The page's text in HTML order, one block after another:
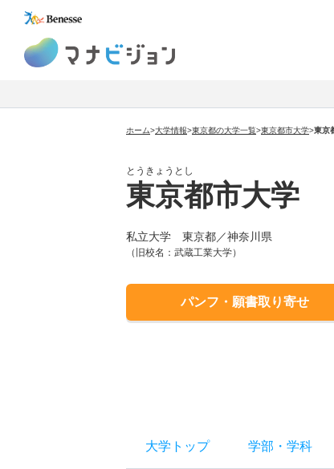
ホーム>大学情報>東京都の大学一覧>東京都市大学>東京
とうきょうとし
東京都市大学
私立大学 東京都／神奈川県
（旧校名：武蔵工業大学）
パンフ・願書取り寄せ
大学トップ 学部 ・ 学科